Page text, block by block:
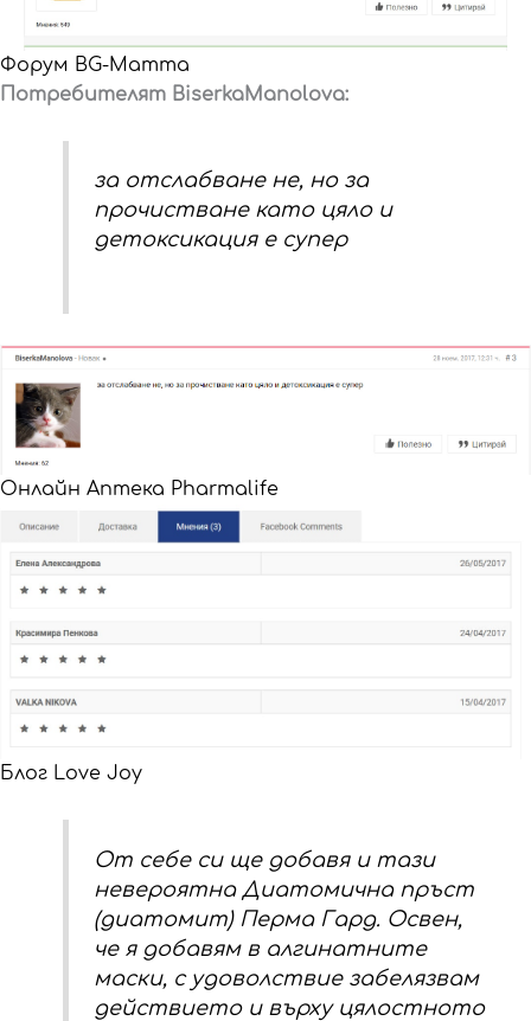
Форум BG-Mamma
Потребителят BiserkaManolova:
за отслабване не, но за
прочистване като цяло и
детоксикация е супер
Онлайн Аптека Pharmalife
Блог Love Joy
От себе си ще добавя и тази
невероятна Диатомична пръст
(диатомит) Перма Гард. Освен,
че я добавям в алгинатните
маски, с удоволствие забелязвам
действието и върху цялостното